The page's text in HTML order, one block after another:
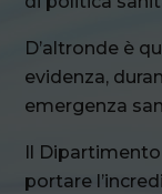
D’altronde è
evidenza,
emergenza
Il Dipartimento
portare